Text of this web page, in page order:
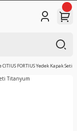
CITIUS FORTIUS Yedek Kapak Seti